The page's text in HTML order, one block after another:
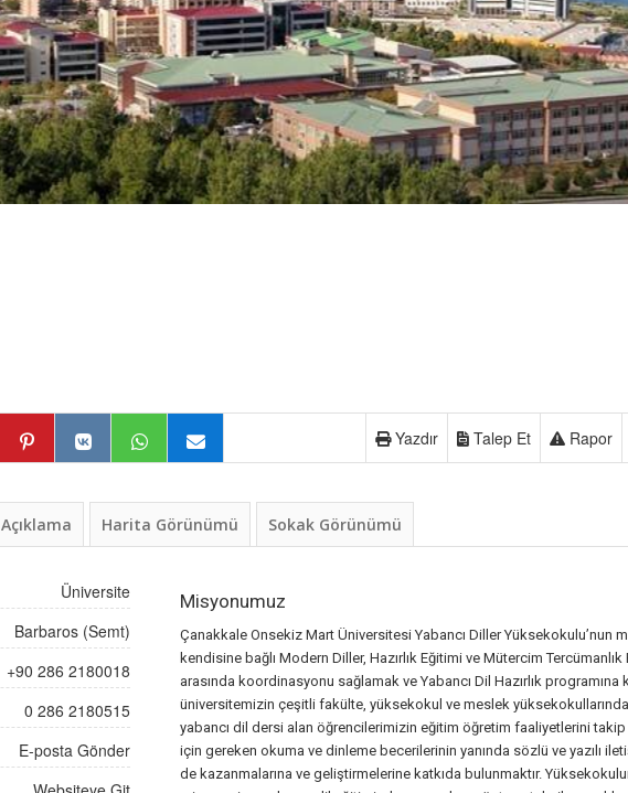
Rapor
Talep Et
Yazdır
Açıklama Harita Görünümü Sokak Görünümü
Üniversite
Barbaros (Semt)
+90 286 2180018
0 286 2180515
E-posta Gönder
Misyonumuz
Çanakkale Onsekiz Mart Üniversitesi Yabancı Diller Yüksekokulu’nun
kendisine bağlı Modern Diller, Hazırlık Eğitimi ve Mütercim
arasında koordinasyonu sağlamak ve Yabancı Dil Hazırlık programına
üniversitemizin çeşitli fakülte, yüksekokul ve meslek
yabancı dil dersi alan öğrencilerimizin eğitim öğretim faaliyetlerini
için gereken okuma ve dinleme becerilerinin yanında sözlü ve yazılı
de kazanmalarına ve geliştirmelerine katkıda bulunmaktır.